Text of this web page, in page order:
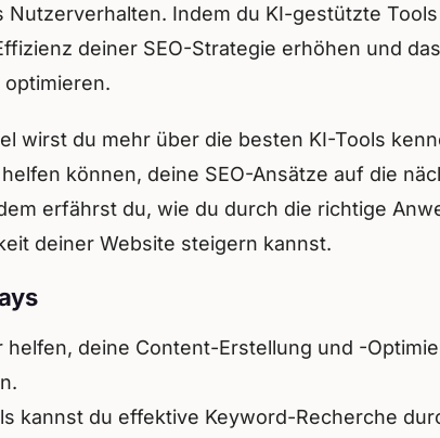
Nutzerverhalten. Indem du KI-gestützte
deiner SEO-Strategie erhöhen und das
wirst du mehr über die besten KI-Tools
können, deine SEO-Ansätze auf die
erfährst du, wie du durch die richtige
deiner Website steigern kannst.
helfen, deine Content-Erstellung und -
kannst du effektive Keyword-Recherche